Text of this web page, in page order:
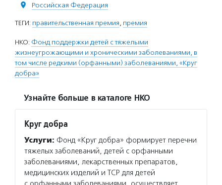
Российская Федерация
ТЕГИ: правительственная премия, премия
НКО: Фонд поддержки детей с тяжелыми
жизнеугрожающими и хроническими заболеваниями, в
том числе редкими (орфанными) заболеваниями, «Круг
добра»
Узнайте больше в каталоге НКО
Круг добра
Услуги: Фонд «Круг добра» формирует перечни
тяжелых заболеваний, детей с орфанными
заболеваниями, лекарственных препаратов,
медицинских изделий и ТСР для детей